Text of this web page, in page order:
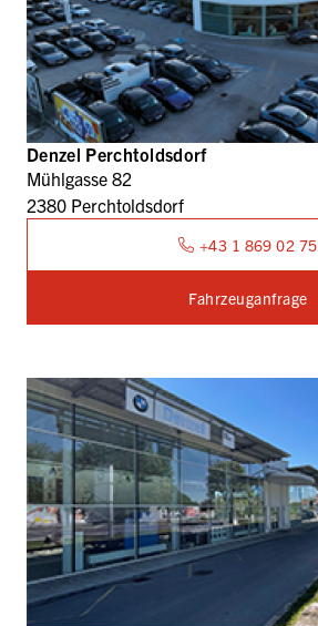
Denzel Perchtoldsdorf
Mühlgasse 82
2380 Perchtoldsdorf
+43 1 869 02 75
Fahrzeuganfrage